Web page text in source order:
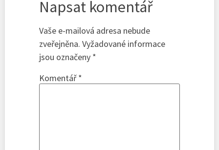
Napsat komentář
Vaše e-mailová adresa nebude
zveřejněna. Vyžadované informace
jsou označeny *
Komentář*